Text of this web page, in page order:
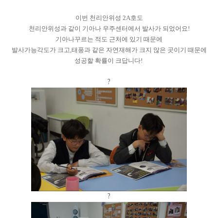
이번 천리안위성 2A호도
천리안위성과 같이 기아나 우주센터에서 발사가 되었어요!
기아나꾸르는 적도 근처에 있기 때문에
발사가능각도가 크고,태풍과 같은 자연재해가 크지 않은 곳이기 때문에
성공할 확률이 크답니다!
?
?